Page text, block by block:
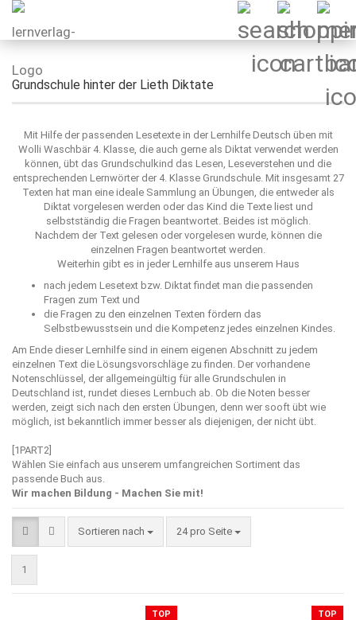
Grundschule hinter der Lieth Diktate
Mit Hilfe der passenden Lesetexte in der Lernhilfe Deutsch üben mit
Wolli Waschbär 4. Klasse, die auch gerne als Diktat verwendet werden
können, übt das Grundschulkind das Lesen, Leseverstehen und die
entsprechenden Lernwörter der 4. Klasse Grundschule. Mit insgesamt 27
Texten hat man eine ideale Sammlung an Übungen, die entweder als
Diktat vorgelesen werden oder das Kind die Texte liest und
selbstständig die Fragen beantwortet. Beides ist möglich.
Nachdem der Text gelesen oder vorgelesen wurde, können die
einzelnen Fragen beantwortet werden.
Weiterhin gibt es in jeder Lernhilfe aus unserem Haus
nach jedem Lesetext bzw. Diktat findet man die passenden
Fragen zum Text und
die Fragen zu den einzelnen Texten fördern das
Selbstbewusstsein und die Kompetenz jedes einzelnen Kindes.
Am Ende dieser Lernhilfe sind in einem eigenen Abschnitt zu jedem
einzelnen Text die Lösungsvorschläge zu finden. Der vorhandene
Notenschlüssel, der allgemeingültig für alle Grundschulen in
Deutschland ist, rundet dieses Lernbuch ab. Ob die Noten besser
werden, zeigt sich nach den ersten Übungen, denn wer sooft übt wie
möglich, ist bekanntlich immer besser als diejenigen, der nicht übt.
[1PART2]
Wählen Sie einfach aus unserem umfangreichen Sortiment das
passende Buch aus.
Wir machen Bildung - Machen Sie mit!
Sortieren nach
Sortieren nach 24 pro Seite
pro Seite
1
TOP TOP